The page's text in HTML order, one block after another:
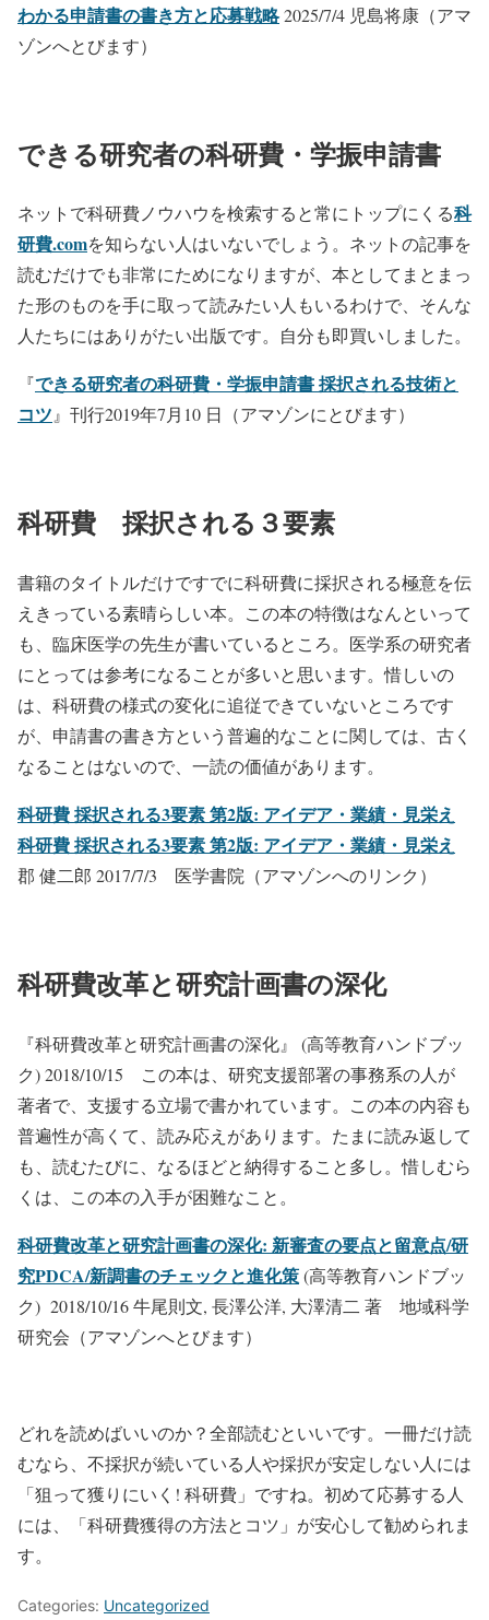
わかる申請書の書き方と応募戦略2025/7/4 児島将康（アマ
ゾンへとびます）
できる研究者の科研費・学振申請書
ネットで科研費ノウハウを検索すると常にトップにくる科
研費.comを知らない人はいないでしょう。ネットの記事を
読むだけでも非常にためになりますが、本としてまとまっ
た形のものを手に取って読みたい人もいるわけで、そんな
人たちにはありがたい出版です。自分も即買いしました。
『できる研究者の科研費・学振申請書 採択される技術と
コツ』刊行2019年7月10 日（アマゾンにとびます）
科研費 採択される３要素
書籍のタイトルだけですでに科研費に採択される極意を伝
えきっている素晴らしい本。この本の特徴はなんといって
も、臨床医学の先生が書いているところ。医学系の研究者
にとっては参考になることが多いと思います。惜しいの
は、科研費の様式の変化に追従できていないところです
が、申請書の書き方という普遍的なことに関しては、古く
なることはないので、一読の価値があります。
科研費 採択される3要素 第2版: アイデア・業績・見栄え
科研費 採択される3要素 第2版: アイデア・業績・見栄え
郡 健二郎 2017/7/3 医学書院（アマゾンへのリンク）
科研費改革と研究計画書の深化
『科研費改革と研究計画書の深化』 (高等教育ハンドブッ
ク) 2018/10/15 この本は、研究支援部署の事務系の人が
著者で、支援する立場で書かれています。この本の内容も
普遍性が高くて、読み応えがあります。たまに読み返して
も、読むたびに、なるほどと納得すること多し。惜しむら
くは、この本の入手が困難なこと。
科研費改革と研究計画書の深化: 新審査の要点と留意点/研
究PDCA/新調書のチェックと進化策(高等教育ハンドブッ
ク) 2018/10/16 牛尾則文, 長澤公洋, 大澤清二 著 地域科学
研究会（アマゾンへとびます）
どれを読めばいいのか？全部読むといいです。一冊だけ読
むなら、不採択が続いている人や採択が安定しない人には
「狙って獲りにいく! 科研費」ですね。初めて応募する人
には、「科研費獲得の方法とコツ」が安心して勧められま
す。
Categories: Uncategorized